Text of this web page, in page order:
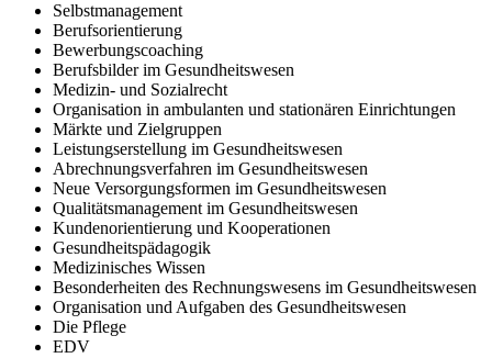
Selbstmanagement
Berufsorientierung
Bewerbungscoaching
Berufsbilder im Gesundheitswesen
Medizin- und Sozialrecht
Organisation in ambulanten und stationären Einrichtungen
Märkte und Zielgruppen
Leistungserstellung im Gesundheitswesen
Abrechnungsverfahren im Gesundheitswesen
Neue Versorgungsformen im Gesundheitswesen
Qualitätsmanagement im Gesundheitswesen
Kundenorientierung und Kooperationen
Gesundheitspädagogik
Medizinisches Wissen
Besonderheiten des Rechnungswesens im Gesundheitswesen
Organisation und Aufgaben des Gesundheitswesen
Die Pflege
EDV